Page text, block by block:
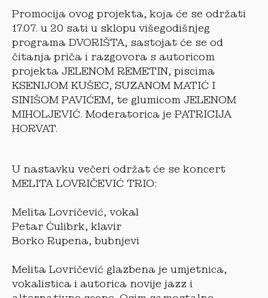
Promocija ovog projekta, koja će se održati
17.07. u 20 sati u sklopu višegodišnjeg
programa DVORIŠTA, sastojat će se od
čitanja priča i razgovora s autoricom
projekta JELENOM REMETIN, piscima
KSENIJOM KUŠEC, SUZANOM MATIĆ I
SINIŠOM PAVIĆEM, te glumicom JELENOM
MIHOLJEVIĆ. Moderatorica je PATRICIJA
HORVAT.
U nastavku večeri održat će se koncert
MELITA LOVRIČEVIĆ TRIO:
Melita Lovričević, vokal
Petar Ćulibrk, klavir
Borko Rupena, bubnjevi
Melita Lovričević glazbena je umjetnica,
vokalistica i autorica novije jazz i